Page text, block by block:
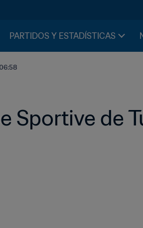
PARTIDOS Y ESTADÍSTICAS
Sportive de